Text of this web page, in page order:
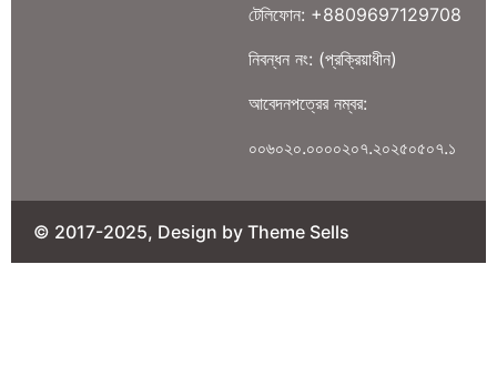
টেলিফোন: +8809697129708
নিবন্ধন নং: (প্রক্রিয়াধীন)
আবেদনপত্রের নম্বর:
০০৬০২০.০০০০২০৭.২০২৫০৫০৭.১
© 2017-2025, Design by Theme Sells